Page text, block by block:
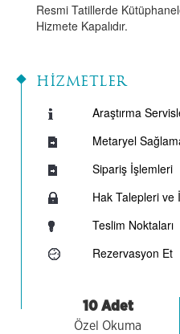
Resmi Tatillerde
Hizmete Kapalıdır.
HİZMETLER
Araştırma
Metaryel
Sipariş İşlemleri
Hak Talepleri ve
Teslim Noktaları
Rezervasyon Et
10 Adet
Özel Okuma